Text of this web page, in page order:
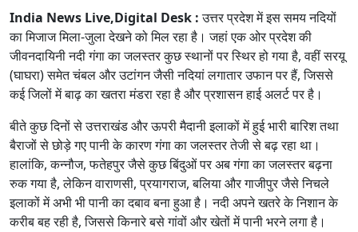
India News Live,Digital Desk :उत्तर प्रदेश में इस समय नदियों
का मिजाज मिला-जुला देखने को मिल रहा है। जहां एक ओर प्रदेश की
जीवनदायिनी नदी गंगा का जलस्तर कुछ स्थानों पर स्थिर हो गया है, वहीं सरयू
(घाघरा) समेत चंबल और उटांगन जैसी नदियां लगातार उफान पर हैं, जिससे
कई जिलों में बाढ़ का खतरा मंडरा रहा है और प्रशासन हाई अलर्ट पर है।
बीते कुछ दिनों से उत्तराखंड और ऊपरी मैदानी इलाकों में हुई भारी बारिश तथा
बैराजों से छोड़े गए पानी के कारण गंगा का जलस्तर तेजी से बढ़ रहा था।
हालांकि, कन्नौज, फतेहपुर जैसे कुछ बिंदुओं पर अब गंगा का जलस्तर बढ़ना
रुक गया है, लेकिन वाराणसी, प्रयागराज, बलिया और गाजीपुर जैसे निचले
इलाकों में अभी भी पानी का दबाव बना हुआ है। नदी अपने खतरे के निशान के
करीब बह रही है, जिससे किनारे बसे गांवों और खेतों में पानी भरने लगा है।